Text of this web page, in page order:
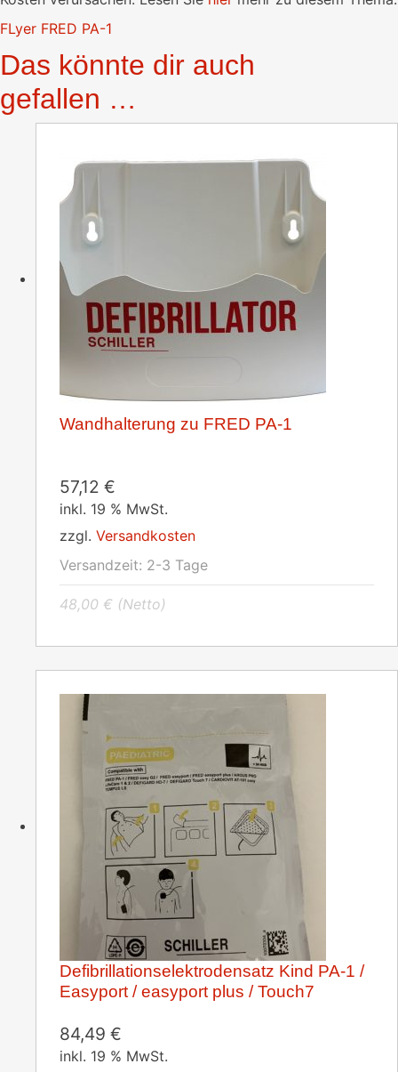
FLyer FRED PA-1
Das könnte dir auch
gefallen …
Wandhalterung zu FRED PA-1
57,12 €
inkl. 19 % MwSt.
zzgl. Versandkosten
Versandzeit: 2-3 Tage
48,00 € (Netto)
Defibrillationselektrodensatz Kind PA-1 /
Easyport / easyport plus / Touch7
84,49 €
inkl. 19 % MwSt.